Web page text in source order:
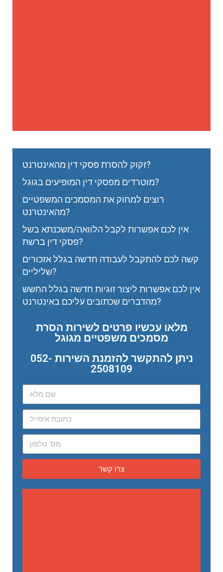
זקוק להסרת פסקי דין מהאינטרנט?
מוטרדים מפסקי דין המופיעים בגוגל?
רוצים למחוק את המסמכים המשפטיים
מהאינטרנט?
אין לכם אפשרות לקבל הלוואה/משכנתא בשל
פסקי דין ברשת?
קשה לכם להתקבל לעבודה חדשה בגלל אזכורים
שליליים?
אין לכם אפשרות ליצור זוגיות חדשה בגלל החשש
מהדברים שכתובים עליכם באינטרנט?
מלאו עכשיו פרטים לשירות הסרת
מסמכים משפטיים מגוגל
ניתן להתקשר להזמנת השירות 052-
2508109
צרו קשר